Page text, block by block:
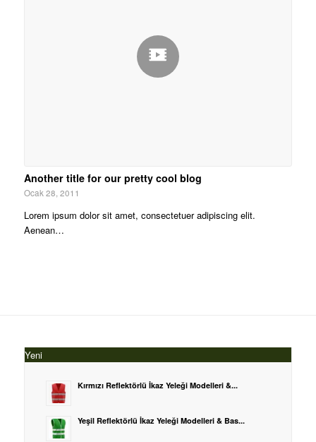
Another title for our pretty cool blog
Ocak 28, 2011
Lorem ipsum dolor sit amet, consectetuer adipiscing elit.
Aenean…
Yeni
Kırmızı Reflektörlü İkaz Yeleği Modelleri &...
Yeşil Reflektörlü İkaz Yeleği Modelleri & Bas...